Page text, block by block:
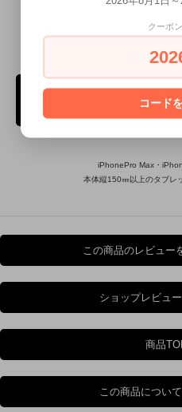
ご購
iPhonePro Max・
本体縦150㎜以上のタブレ
この商品のレビュー
ショップレビュ
商品
この商品につい
クーポ
コード